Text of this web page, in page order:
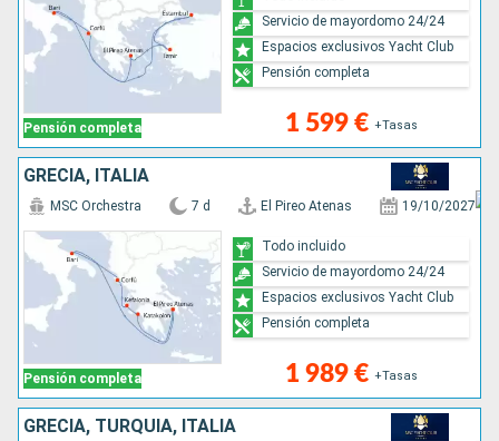
Pensión completa 1 599 € +Tasas
Servicio de mayordomo 24/24
Espacios exclusivos Yacht Club
Pensión completa
GRECIA, ITALIA
Pensión completa
MSC Orchestra 7 d El Pireo Atenas 19/10/2027
1 989 € +Tasas
Todo incluido
Servicio de mayordomo 24/24
Espacios exclusivos Yacht Club
Pensión completa
GRECIA, TURQUÍA, ITALIA